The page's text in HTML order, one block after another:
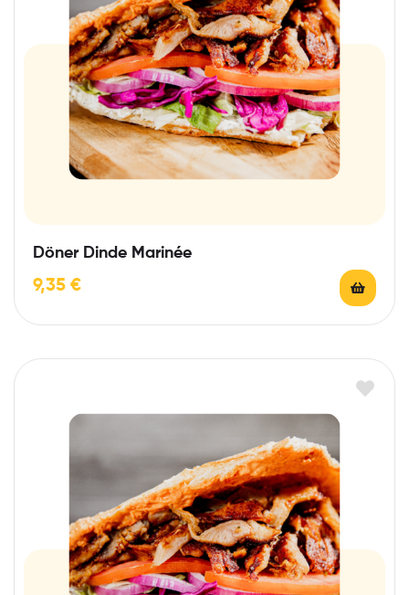
Döner Dinde Marinée
9,35 €